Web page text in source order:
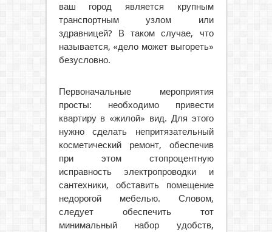
ваш город является крупным
транспортным узлом или
здравницей? В таком случае, что
называется, «дело может выгореть»
безусловно.
Первоначальные мероприятия
просты: необходимо привести
квартиру в «жилой» вид. Для этого
нужно сделать непритязательный
косметический ремонт, обеспечив
при этом стопроцентную
исправность электропроводки и
сантехники, обставить помещение
недорогой мебелью. Словом,
следует обеспечить тот
минимальный набор удобств,